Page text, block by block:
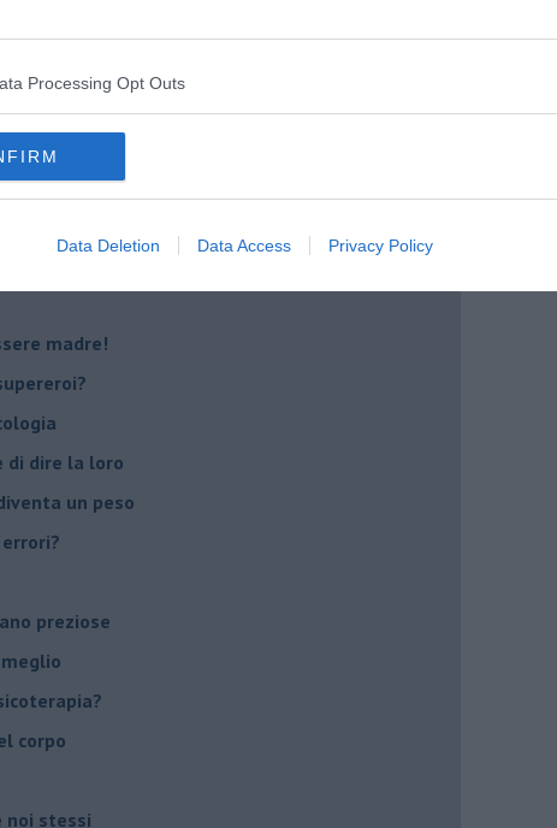
Processing Opt Outs
Data Deletion Data Access Privacy Policy
fondamentale
tempo
madre!
di dire la loro
un peso
preziose
corpo
noi stessi